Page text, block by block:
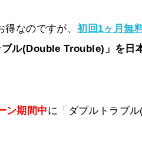
得なのですが、初回1ヶ月無
ル(Double Trouble)」を日
ン期間中に「ダブルトラブ